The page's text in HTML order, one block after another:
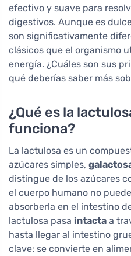
efectivo y suave para
digestivos. Aunque es
son significativamente
clásicos que el organismo
energía. ¿Cuáles son sus
qué deberías saber más
¿Qué es la
funciona?
La lactulosa es un
azúcares simples,
distingue de los azúcares
el cuerpo humano no
absorberla en el intestino
lactulosa pasa intacta a
hasta llegar al intestino
clave: se convierte en